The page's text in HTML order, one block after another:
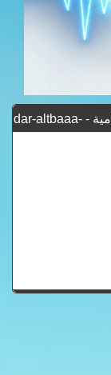
مؤلفات / كتب دار الطباعة والنشر الإسلامية - dar-altbaaa-